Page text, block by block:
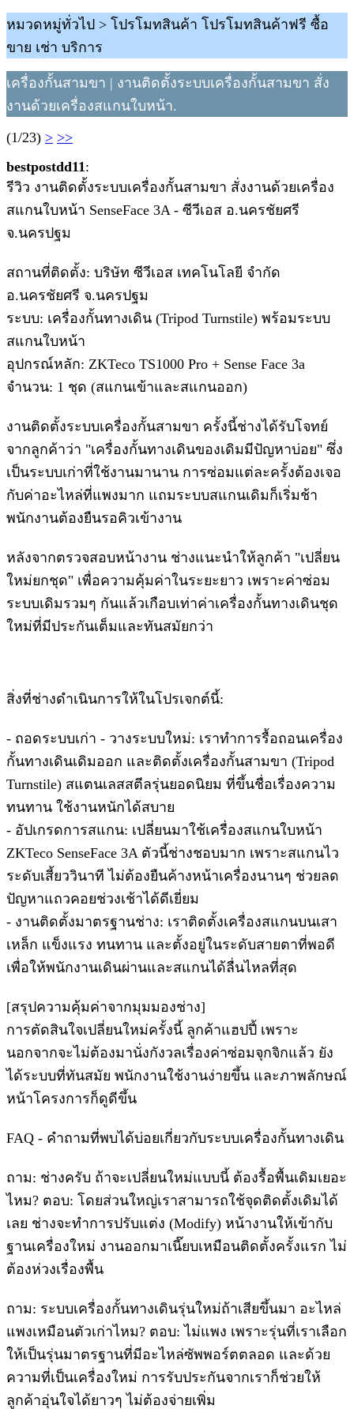
หมวดหมู่ทั่วไป > โปรโมทสินค้า โปรโมทสินค้าฟรี ซื้อ
ขาย เช่า บริการ
เครื่องกั้นสามขา | งานติดตั้งระบบเครื่องกั้นสามขา สั่ง
งานด้วยเครื่องสแกนใบหน้า.
(1/23) > >>
bestpostdd11:
รีวิว งานติดตั้งระบบเครื่องกั้นสามขา สั่งงานด้วยเครื่อง
สแกนใบหน้า SenseFace 3A - ซีวีเอส อ.นครชัยศรี
จ.นครปฐม
สถานที่ติดตั้ง: บริษัท ซีวีเอส เทคโนโลยี จำกัด
อ.นครชัยศรี จ.นครปฐม
ระบบ: เครื่องกั้นทางเดิน (Tripod Turnstile) พร้อมระบบ
สแกนใบหน้า
อุปกรณ์หลัก: ZKTeco TS1000 Pro + Sense Face 3a
จำนวน: 1 ชุด (สแกนเข้าและสแกนออก)
งานติดตั้งระบบเครื่องกั้นสามขา ครั้งนี้ช่างได้รับโจทย์
จากลูกค้าว่า "เครื่องกั้นทางเดินของเดิมมีปัญหาบ่อย" ซึ่ง
เป็นระบบเก่าที่ใช้งานมานาน การซ่อมแต่ละครั้งต้องเจอ
กับค่าอะไหล่ที่แพงมาก แถมระบบสแกนเดิมก็เริ่มช้า
พนักงานต้องยืนรอคิวเข้างาน
หลังจากตรวจสอบหน้างาน ช่างแนะนำให้ลูกค้า "เปลี่ยน
ใหม่ยกชุด" เพื่อความคุ้มค่าในระยะยาว เพราะค่าซ่อม
ระบบเดิมรวมๆ กันแล้วเกือบเท่าค่าเครื่องกั้นทางเดินชุด
ใหม่ที่มีประกันเต็มและทันสมัยกว่า
สิ่งที่ช่างดำเนินการให้ในโปรเจกต์นี้:
- ถอดระบบเก่า - วางระบบใหม่: เราทำการรื้อถอนเครื่อง
กั้นทางเดินเดิมออก และติดตั้งเครื่องกั้นสามขา (Tripod
Turnstile) สแตนเลสสตีลรุ่นยอดนิยม ที่ขึ้นชื่อเรื่องความ
ทนทาน ใช้งานหนักได้สบาย
- อัปเกรดการสแกน: เปลี่ยนมาใช้เครื่องสแกนใบหน้า
ZKTeco SenseFace 3A ตัวนี้ช่างชอบมาก เพราะสแกนไว
ระดับเสี้ยววินาที ไม่ต้องยืนค้างหน้าเครื่องนานๆ ช่วยลด
ปัญหาแถวคอยช่วงเช้าได้ดีเยี่ยม
- งานติดตั้งมาตรฐานช่าง: เราติดตั้งเครื่องสแกนบนเสา
เหล็ก แข็งแรง ทนทาน และตั้งอยู่ในระดับสายตาที่พอดี
เพื่อให้พนักงานเดินผ่านและสแกนได้ลื่นไหลที่สุด
[สรุปความคุ้มค่าจากมุมมองช่าง]
การตัดสินใจเปลี่ยนใหม่ครั้งนี้ ลูกค้าแฮปปี้ เพราะ
นอกจากจะไม่ต้องมานั่งกังวลเรื่องค่าซ่อมจุกจิกแล้ว ยัง
ได้ระบบที่ทันสมัย พนักงานใช้งานง่ายขึ้น และภาพลักษณ์
หน้าโครงการก็ดูดีขึ้น
FAQ - คำถามที่พบได้บ่อยเกี่ยวกับระบบเครื่องกั้นทางเดิน
ถาม: ช่างครับ ถ้าจะเปลี่ยนใหม่แบบนี้ ต้องรื้อพื้นเดิมเยอะ
ไหม? ตอบ: โดยส่วนใหญ่เราสามารถใช้จุดติดตั้งเดิมได้
เลย ช่างจะทำการปรับแต่ง (Modify) หน้างานให้เข้ากับ
ฐานเครื่องใหม่ งานออกมาเนี๊ยบเหมือนติดตั้งครั้งแรก ไม่
ต้องห่วงเรื่องพื้น
ถาม: ระบบเครื่องกั้นทางเดินรุ่นใหม่ถ้าเสียขึ้นมา อะไหล่
แพงเหมือนตัวเก่าไหม? ตอบ: ไม่แพง เพราะรุ่นที่เราเลือก
ให้เป็นรุ่นมาตรฐานที่มีอะไหล่ซัพพอร์ตตลอด และด้วย
ความที่เป็นเครื่องใหม่ การรับประกันจากเราก็ช่วยให้
ลูกค้าอุ่นใจได้ยาวๆ ไม่ต้องจ่ายเพิ่ม